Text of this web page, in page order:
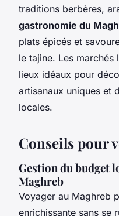
traditions berbères,
gastronomie du
plats épicés et
le tajine. Les
lieux idéaux pour
artisanaux uniques et
locales.
Conseils pour
Gestion du budget
Maghreb
Voyager au Maghreb
enrichissante sans se